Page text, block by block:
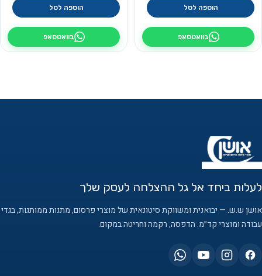
הוספה לסל
בוואטסאפ
הוספה לסל
בוואטסאפ
לעלות ביחד אל גל ההצלחה לעסק שלך
אושן ש.ש. — יבואנית ומשווקת סיטונאית של מוצרי פרסום, מתנות ממותגות, בגדי
עבודה ומוצרי קד״מ. הדפסה, רקמה וחריטה במקום.